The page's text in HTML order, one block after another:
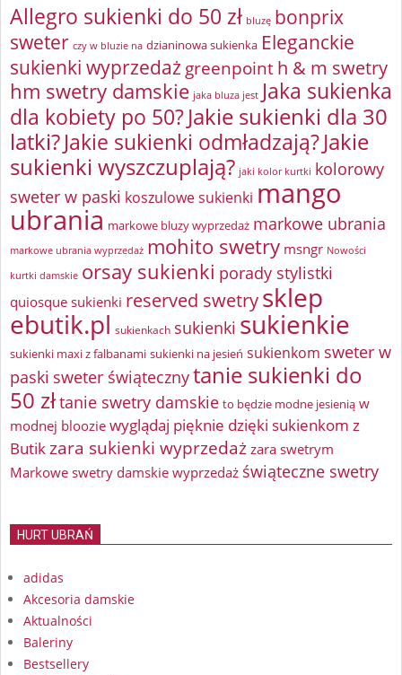
Allegro sukienki do 50 zł bluzę bonprix
sweter czy w bluzie na dzianinowa sukienka Eleganckie
sukienki wyprzedaż greenpointh & m swetry
hm swetry damskie jaka bluza jest Jaka sukienka
dla kobiety po 50?Jakie sukienki dla 30
latki?Jakie sukienki odmładzają?Jakie
sukienki wyszczuplają? jaki kolor kurtki kolorowy
sweter w paski koszulowe sukienki mango
ubrania markowe bluzy wyprzedaż markowe ubrania
markowe ubrania wyprzedaż mohito swetry msngr Nowości
kurtki damskie orsay sukienki porady stylistki
quiosque sukienki reserved swetrysklep
ebutik.pl sukienkach sukienki sukienkie
sukienki maxi z falbanami sukienki na jesień sukienkom sweter w
paski sweter świątecznytanie sukienki do
50 złtanie swetry damskie to będzie modne jesienią w
modnej bloozie wyglądaj pięknie dzięki sukienkom z
Butikzara sukienki wyprzedażzara swetrym
Markowe swetry damskie wyprzedaż świąteczne swetry
HURT UBRAŃ
adidas
Akcesoria damskie
Aktualności
Baleriny
Bestsellery